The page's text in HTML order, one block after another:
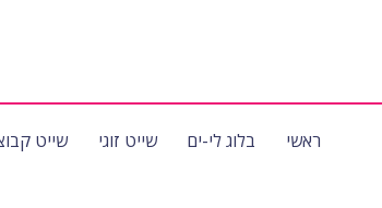
ראשי בלוג לי-ים שייט זוגי שייט